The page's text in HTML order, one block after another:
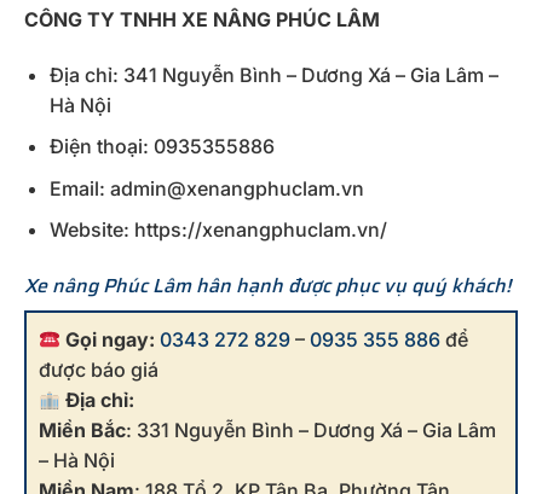
CÔNG TY TNHH XE NÂNG PHÚC LÂM
Địa chỉ: 341 Nguyễn Bình – Dương Xá – Gia Lâm –
Hà Nội
Điện thoại: 0935355886
Email: admin@xenangphuclam.vn
Website: https://xenangphuclam.vn/
Xe nâng Phúc Lâm hân hạnh được phục vụ quý khách!
Gọi ngay: 0343 272 829 –0935 355 886 để
được báo giá
Địa chỉ:
Miền Bắc: 331 Nguyễn Bình – Dương Xá – Gia Lâm
– Hà Nội